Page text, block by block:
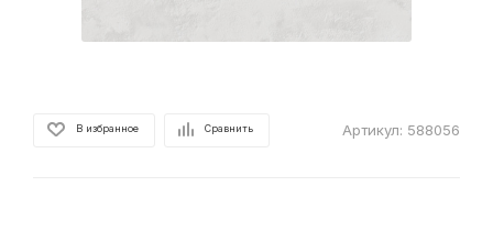
В избранное Сравнить Артикул: 588056